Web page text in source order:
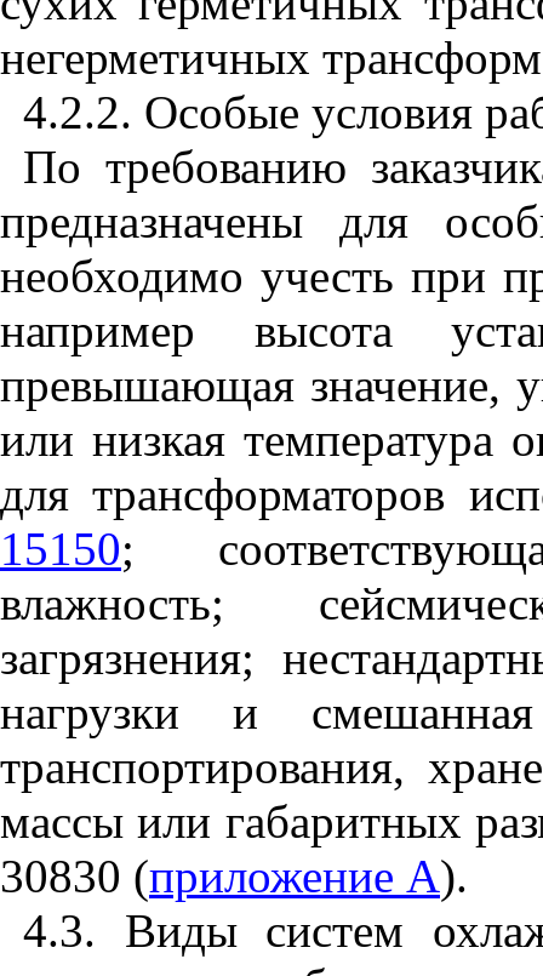
негерметичных
4.2.2. Особые условия
По требованию
предназначены для
необходимо учесть при
например высота
превышающая значение,
или низкая температура
для трансформаторов
15150;
влажность;
загрязнения;
нагрузки и
транспортирования,
массы или габаритных
30830 (приложение А).
4.3. Виды систем